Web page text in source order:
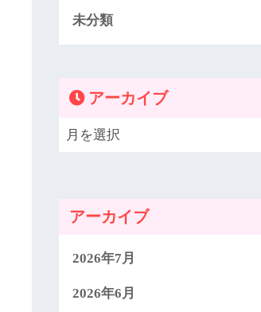
未分類
アーカイブ
アーカイブ
2026年7月
2026年6月